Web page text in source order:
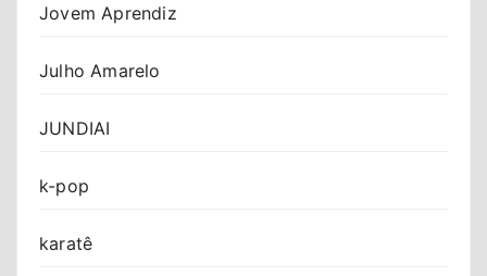
Jovem Aprendiz
Julho Amarelo
JUNDIAI
k-pop
karatê